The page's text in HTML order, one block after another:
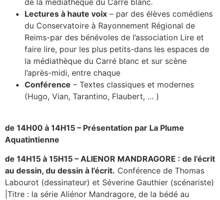
de la médiathèque du Carré blanc.
Lectures à haute voix – par des élèves comédiens
du Conservatoire à Rayonnement Régional de
Reims-par des bénévoles de l’association Lire et
faire lire, pour les plus petits-dans les espaces de
la médiathèque du Carré blanc et sur scène
l’après-midi, entre chaque
Conférence – Textes classiques et modernes
(Hugo, Vian, Tarantino, Flaubert, … )
de 14H00 à 14H15 – Présentation par La Plume
Aquatintienne
de 14H15 à 15H15 – ALIENOR MANDRAGORE : de l’écrit
au dessin, du dessin à l’écrit. Conférence de Thomas
Labourot (dessinateur) et Séverine Gauthier (scénariste)
|Titre : la série Aliénor Mandragore, de la bédé au